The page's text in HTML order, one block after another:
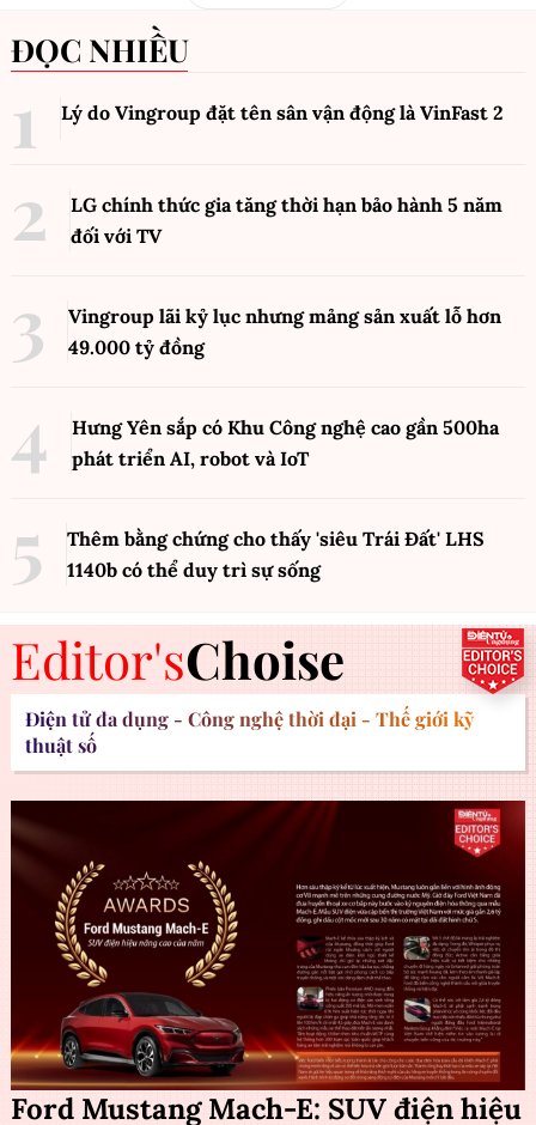
ĐỌC NHIỀU
Lý do Vingroup đặt tên sân vận động là VinFast 2
LG chính thức gia tăng thời hạn bảo hành 5 năm
đối với TV
Vingroup lãi kỷ lục nhưng mảng sản xuất lỗ hơn
49.000 tỷ đồng
Hưng Yên sắp có Khu Công nghệ cao gần 500ha
phát triển AI, robot và IoT
Thêm bằng chứng cho thấy 'siêu Trái Đất' LHS
1140b có thể duy trì sự sống
Editor'sChoise
Điện tử đa dụng - Công nghệ thời đại - Thế giới kỹ
thuật số
Ford Mustang Mach-E: SUV điện hiệu